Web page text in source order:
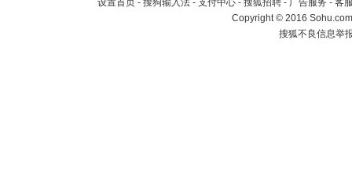
设置首页 - 搜狗输入法 - 支付中心 - 搜狐招聘 - 广告服务 - 客
Copyright©2016
搜狐不良信息举